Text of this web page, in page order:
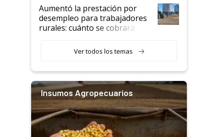
Aumentó la prestación por
desempleo para trabajadores
rurales: cuánto se cobrará
Ver todos los temas
Insumos Agropecuarios